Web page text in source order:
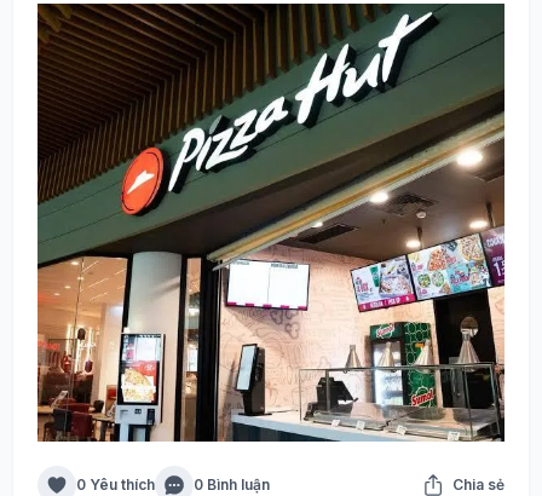
0 Yêu thích 0 Bình luận Chia sẻ